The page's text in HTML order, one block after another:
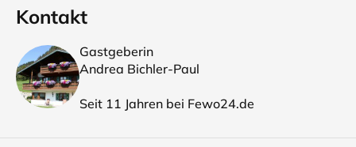
Kontakt
Gastgeberin
Andrea Bichler-Paul
Seit 11 Jahren bei Fewo24.de